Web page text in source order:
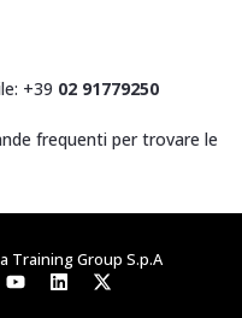
+39 02 91779250
frequenti per trovare le
Training Group S.p.A